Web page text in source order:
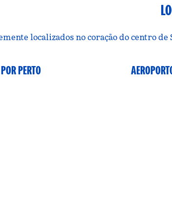
localizados no coração do centro
PERTO